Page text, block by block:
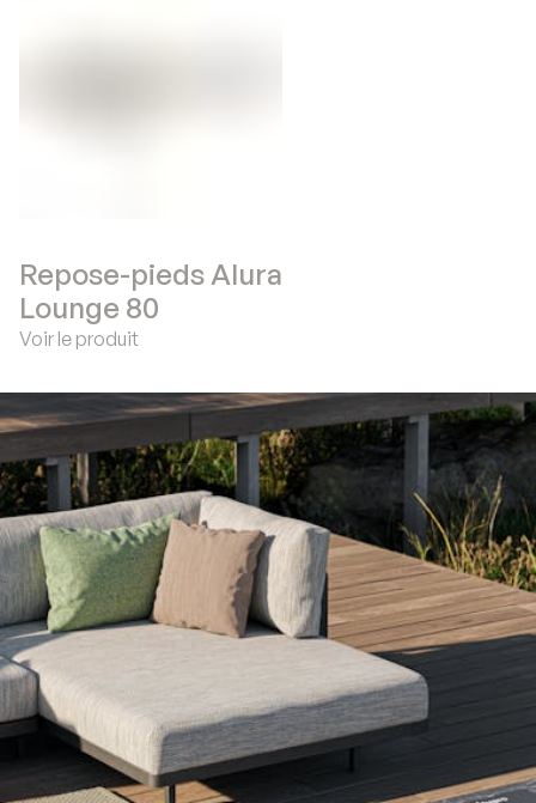
Repose-pieds Alura
Lounge 80
Voir le produit